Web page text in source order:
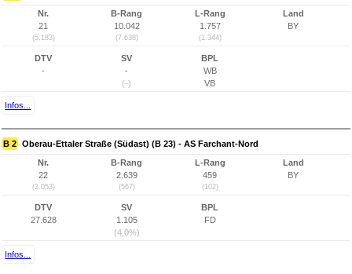
Nr.
21
(5.183)
B-Rang
10.042
(7.638)
L-Rang
1.757
(1.344)
Land
BY
DTV
-
SV
-
(-)
BPL
WB
VB
Infos...
B 2 Oberau-Ettaler Straße (Südast) (B 23) - AS Farchant-Nord
Nr.
22
(3.053)
B-Rang
2.639
(567)
L-Rang
459
(102)
Land
BY
DTV
27.628
SV
1.105
(4,0%)
BPL
FD
Infos...